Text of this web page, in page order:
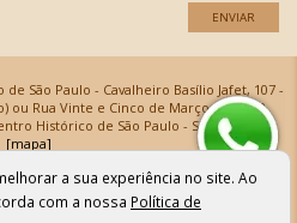
ENVIAR
São Paulo - Cavalheiro Basílio Jafet, 107 -
ou Rua Vinte e Cinco de Março, 576 - SP,
Histórico de São Paulo - SP
[mapa]
Ltda | CNPJ: 61.069.639/0001-18
na loja virtual não valem para nossa loja física e
Vendas com cartão de crédito sujeitas a análise e
de dados.
a sua experiência no site. Ao
com a nossa Política de